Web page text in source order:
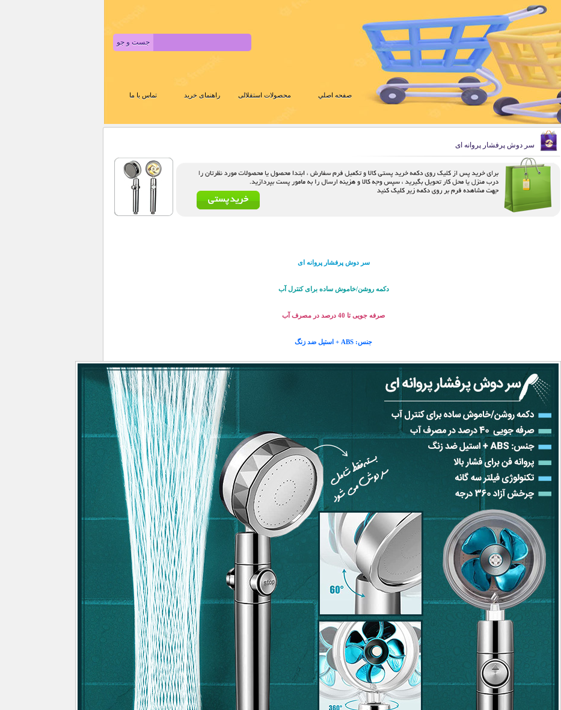
صفحه اصلي محصولات استقلالی راهنمای خرید تماس با ما
سر دوش پرفشار پروانه ای
سر دوش پرفشار پروانه ای
دکمه روشن/خاموش ساده برای کنترل آب
صرفه جویی تا 40 درصد در مصرف آب
جنس: ABS + استیل ضد زنگ